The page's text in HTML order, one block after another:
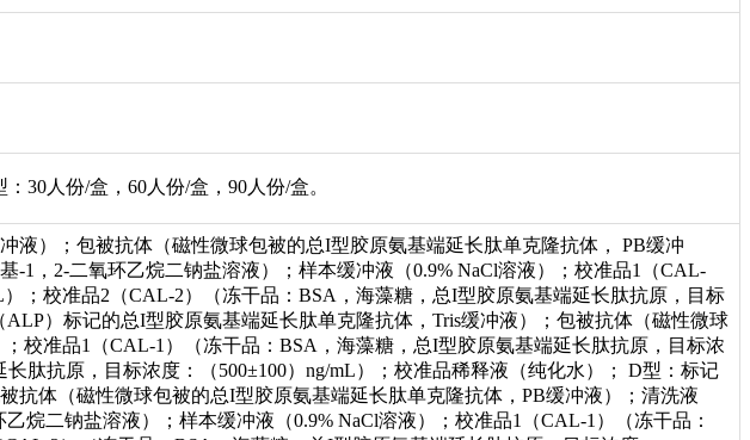
30人份/盒，60人份/盒，90人份/盒。
）；包被抗体（磁性微球包被的总I型胶原氨基端延长肽单克隆抗体， PB缓冲
-1，2-二氧环乙烷二钠盐溶液）；样本缓冲液（0.9% NaCl溶液）；校准品1（CAL-
；校准品2（CAL-2）（冻干品：BSA，海藻糖，总I型胶原氨基端延长肽抗原，目标
）标记的总I型胶原氨基端延长肽单克隆抗体，Tris缓冲液）；包被抗体（磁性微球
校准品1（CAL-1）（冻干品：BSA，海藻糖，总I型胶原氨基端延长肽抗原，目标浓
肽抗原，目标浓度：（500±100）ng/mL）；校准品稀释液（纯化水）； D型：标记
体（磁性微球包被的总I型胶原氨基端延长肽单克隆抗体，PB缓冲液）；清洗液
烷二钠盐溶液）；样本缓冲液（0.9% NaCl溶液）；校准品1（CAL-1）（冻干品：